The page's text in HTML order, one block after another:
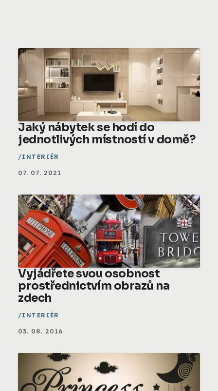
Jaký nábytek se hodí do
jednotlivých místností v domě?
INTERIÉR
07. 07. 2021
Vyjádřete svou osobnost
prostřednictvím obrazů na
zdech
INTERIÉR
03. 08. 2016